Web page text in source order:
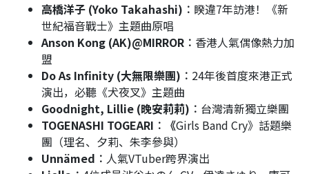
高橋洋子 (Yoko Takahashi)︰ 睽違7年訪港！《新
世紀福音戰士》主題曲原唱
Anson Kong (AK)@MIRROR︰ 香港人氣偶像熱力加
盟
Do As Infinity (大無限樂團)︰ 24年後首度來港正式
演出，必聽《犬夜叉》主題曲
Goodnight, Lillie (晚安莉莉)︰ 台灣清新獨立樂團
TOGENASHI TOGEARI︰《Girls Band Cry》話題樂
團（理名、夕莉、朱李參與）
Unnämed︰ 人氣VTuber跨界演出